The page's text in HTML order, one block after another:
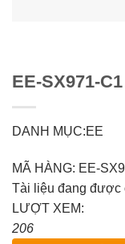
EE-SX971-C1
DANH MỤC:EE
MÃ HÀNG: EE-
Tài liệu đang được
LƯỢT XEM:
206